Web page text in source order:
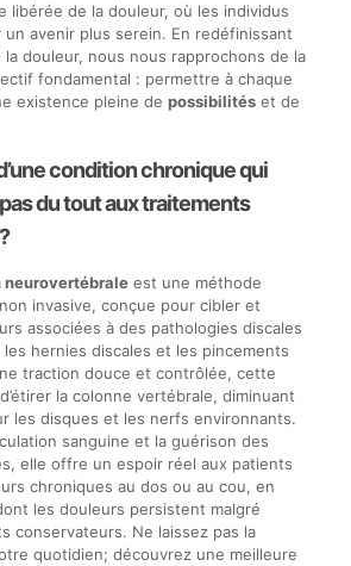
libérée de la douleur, où les individus
avenir plus serein. En redéfinissant
douleur, nous nous rapprochons de la
fondamental : permettre à chaque
existence pleine de possibilitéset de
condition chronique qui
du tout aux traitements
neurovertébraleest une méthode
invasive, conçue pour cibler et
associées à des pathologies discales
hernies discales et les pincements
traction douce et contrôlée, cette
la colonne vertébrale, diminuant
les disques et les nerfs environnants.
sanguine et la guérison des
elle offre un espoir réel aux patients
chroniques au dos ou au cou, en
les douleurs persistent malgré
conservateurs. Ne laissez pas la
quotidien; découvrez une meilleure